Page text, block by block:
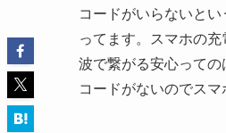
コードがいらないと
ってます。スマホの
波で繋がる安心っての
コードがないのでス